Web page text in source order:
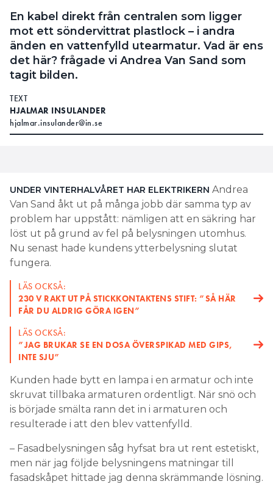
En kabel direkt från centralen som ligger
mot ett söndervittrat plastlock – i andra
änden en vattenfylld utearmatur. Vad är ens
det här? frågade vi Andrea Van Sand som
tagit bilden.
TEXT
HJALMAR INSULANDER
hjalmar.insulander@in.se
UNDER VINTERHALVÅRET HAR ELEKTRIKERN Andrea
Van Sand åkt ut på många jobb där samma typ av
problem har uppstått: nämligen att en säkring har
löst ut på grund av fel på belysningen utomhus.
Nu senast hade kundens ytterbelysning slutat
fungera.
LÄS OCKSÅ:
230 V RAKT UT PÅ STICKKONTAKTENS STIFT: ”SÅ HÄR
FÅR DU ALDRIG GÖRA IGEN”
LÄS OCKSÅ:
”JAG BRUKAR SE EN DOSA ÖVERSPIKAD MED GIPS,
INTE SJU”
Kunden hade bytt en lampa i en armatur och inte
skruvat tillbaka armaturen ordentligt. När snö och
is började smälta rann det in i armaturen och
resulterade i att den blev vattenfylld.
– Fasadbelysningen såg hyfsat bra ut rent estetiskt,
men när jag följde belysningens matningar till
fasadskåpet hittade jag denna skrämmande lösning.